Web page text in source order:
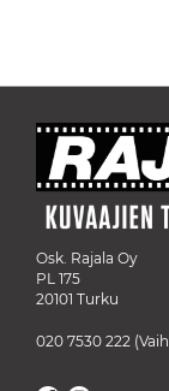
Osk. Rajala Oy
PL 175
20101 Turku
020 7530 222